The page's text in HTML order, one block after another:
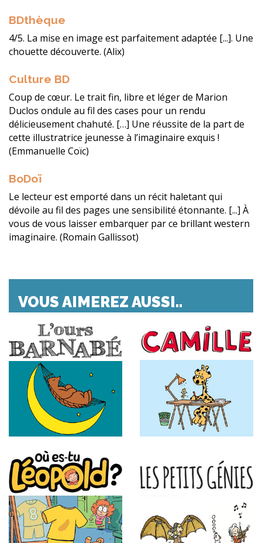
BDthèque
4/5. La mise en image est parfaitement adaptée [...]. Une
chouette découverte. (Alix)
Culture BD
Coup de cœur. Le trait fin, libre et léger de Marion
Duclos ondule au fil des cases pour un rendu
délicieusement chahuté. […] Une réussite de la part de
cette illustratrice jeunesse à l’imaginaire exquis !
(Emmanuelle Coïc)
BoDoï
Le lecteur est emporté dans un récit haletant qui
dévoile au fil des pages une sensibilité étonnante. [...] À
vous de vous laisser embarquer par ce brillant western
imaginaire. (Romain Gallissot)
VOUS AIMEREZ AUSSI..